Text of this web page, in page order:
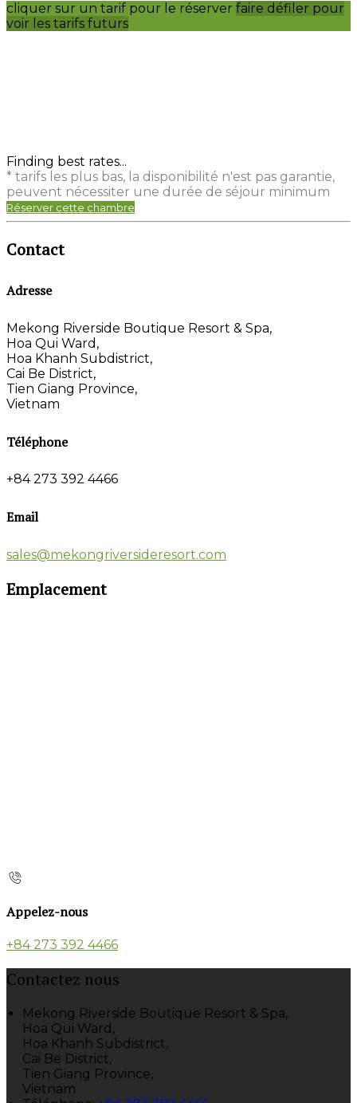
cliquer sur un tarif pour le réserver faire défiler pour
voir les tarifs futurs
Finding best rates...
* tarifs les plus bas, la disponibilité n'est pas garantie,
peuvent nécessiter une durée de séjour minimum
Réserver cette chambre
Contact
Adresse
Mekong Riverside Boutique Resort & Spa,
Hoa Qui Ward,
Hoa Khanh Subdistrict,
Cai Be District,
Tien Giang Province,
Vietnam
Téléphone
+84 273 392 4466
Email
sales@mekongriversideresort.com
Emplacement
Appelez-nous
+84 273 392 4466
Contactez nous
Mekong Riverside Boutique Resort & Spa,
Hoa Qui Ward,
Hoa Khanh Subdistrict,
Cai Be District,
Tien Giang Province,
Vietnam